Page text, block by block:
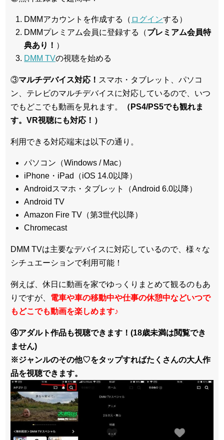
DMMアカウントを作成する（ ログインする）
DMMプレミアム会員に登録する（プレミアム会員特
典あり！ ）
DMM TVの視聴を始める
③マルチデバイス対応！ スマホ・タブレット、パソコ
ン、テレビのマルチデバイスに対応しているので、いつ
でもどこでも動画を見れます。
（PS4/PS5でも観れま
す。VR視聴にも対応！）
利用できる対応端末は以下の通り。
パソコン（Windows / Mac）
iPhone・iPad（iOS 14.0以降）
Androidスマホ・タブレット（Android 6.0以降）
Android TV
Amazon Fire TV（第3世代以降）
Chromecast
DMM TVは主要なデバイスに対応しているので、 様々な
シチュエーションで利用可能！
例えば、休日に動画を家でゆっくりまとめて観るのもあ
りですが、 電車や車の移動中や仕事の休憩中などいつで
もどこでも動画を楽しめます♪
④アダルト作品も視聴できます！(18歳未満は閲覧でき
ません)
※ジャンルのその他♡をタップすればたくさんの大人作
品を視聴できます。